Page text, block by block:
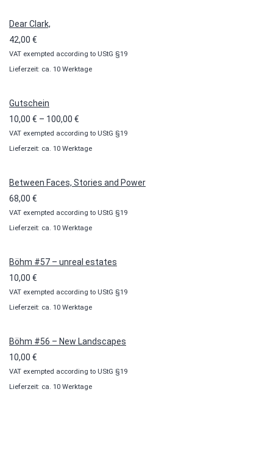
Dear Clark,
42,00 €
VAT exempted according to UStG §19
Lieferzeit: ca. 10 Werktage
Gutschein
10,00 € – 100,00 €
10,00 €
bis
VAT exempted according to UStG §19
Lieferzeit: ca. 10 Werktage
Between Faces, Stories and Power
68,00 €
VAT exempted according to UStG §19
Lieferzeit: ca. 10 Werktage
Böhm #57 – unreal estates
10,00 €
VAT exempted according to UStG §19
Lieferzeit: ca. 10 Werktage
Böhm #56 – New Landscapes
10,00 €
VAT exempted according to UStG §19
Lieferzeit: ca. 10 Werktage